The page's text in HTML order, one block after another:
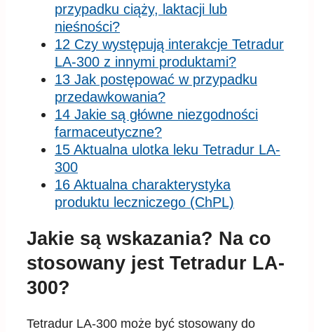
przypadku ciąży, laktacji lub
nieśności?
12 Czy występują interakcje Tetradur
LA-300 z innymi produktami?
13 Jak postępować w przypadku
przedawkowania?
14 Jakie są główne niezgodności
farmaceutyczne?
15 Aktualna ulotka leku Tetradur LA-
300
16 Aktualna charakterystyka
produktu leczniczego (ChPL)
Jakie są wskazania? Na co
stosowany jest Tetradur LA-
300?
Tetradur LA-300 może być stosowany do